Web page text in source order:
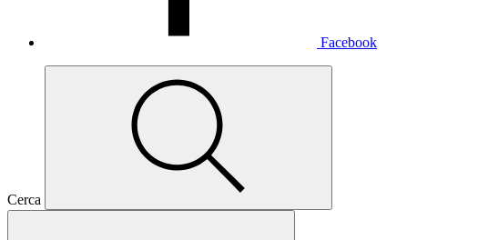
Facebook
Cerca